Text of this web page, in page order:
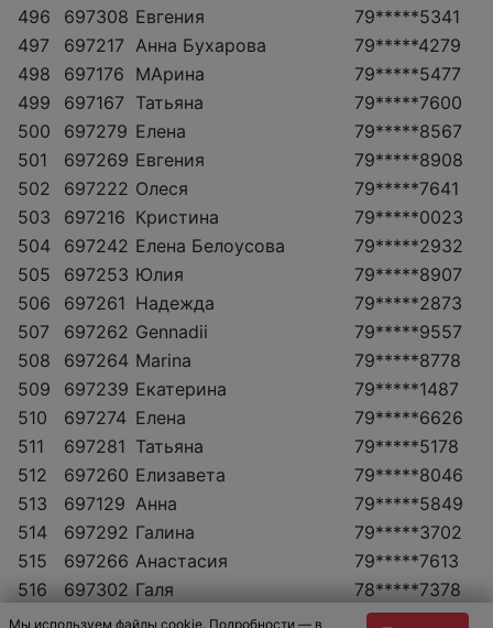
496
697308 Евгения
79*****5341
497
697217 Анна Бухарова
79*****4279
498
697176 МАрина
79*****5477
499
697167 Татьяна
79*****7600
500
697279 Елена
79*****8567
501
697269 Евгения
79*****8908
502
697222 Олеся
79*****7641
503
697216 Кристина
79*****0023
504
697242 Елена Белоусова
79*****2932
505
697253 Юлия
79*****8907
506
697261 Надежда
79*****2873
507
697262 Gennadii
79*****9557
508
697264 Marina
79*****8778
509
697239 Екатерина
79*****1487
510
697274 Елена
79*****6626
511
697281 Татьяна
79*****5178
512
697260 Елизавета
79*****8046
513
697129 Анна
79*****5849
514
697292 Галина
79*****3702
515
697266 Анастасия
79*****7613
516
697302 Галя
78*****7378
517
697307 Плахотина Ирина 79*****0330
Мы используем файлы cookie. Подробности — в